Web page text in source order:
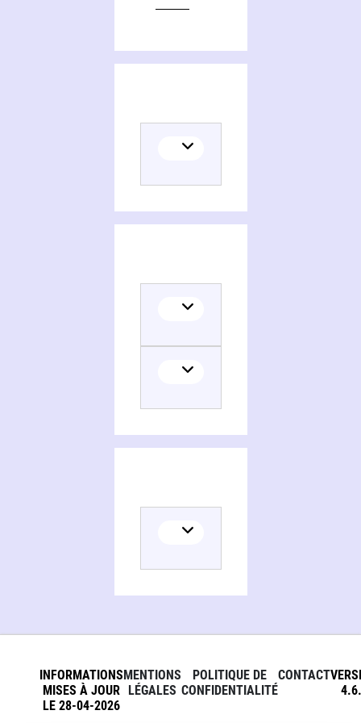
INFORMATIONS
MISES À JOUR
LE 28-04-2026
MENTIONS
LÉGALES
POLITIQUE DE
CONFIDENTIALITÉ
CONTACT